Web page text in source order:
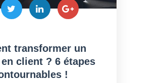
transformer un
client ? 6 étapes
!